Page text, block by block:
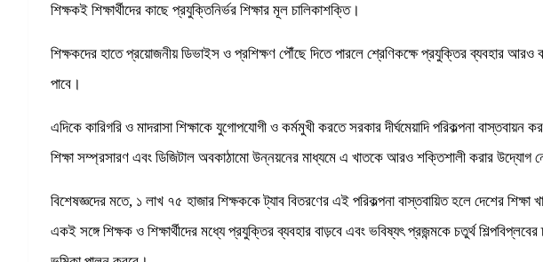
শিক্ষকই শিক্ষার্থীদের কাছে প্রযুক্তিনির্ভর শিক্ষার মূল চালিকাশক্তি।
শিক্ষকদের হাতে প্রয়োজনীয় ডিভাইস ও প্রশিক্ষণ পৌঁছে দিতে পারলে শ্রেণিকক্ষে প্রযুক্তির ব্যবহার আরও
পাবে।
এদিকে কারিগরি ও মাদরাসা শিক্ষাকে যুগোপযোগী ও কর্মমুখী করতে সরকার দীর্ঘমেয়াদি পরিকল্পনা
শিক্ষা সম্প্রসারণ এবং ডিজিটাল অবকাঠামো উন্নয়নের মাধ্যমে এ খাতকে আরও শক্তিশালী করার উদ্যোগ
বিশেষজ্ঞদের মতে, ১ লাখ ৭৫ হাজার শিক্ষককে ট্যাব বিতরণের এই পরিকল্পনা বাস্তবায়িত হলে দেশের
একই সঙ্গে শিক্ষক ও শিক্ষার্থীদের মধ্যে প্রযুক্তির ব্যবহার বাড়বে এবং ভবিষ্যৎ প্রজন্মকে চতুর্থ